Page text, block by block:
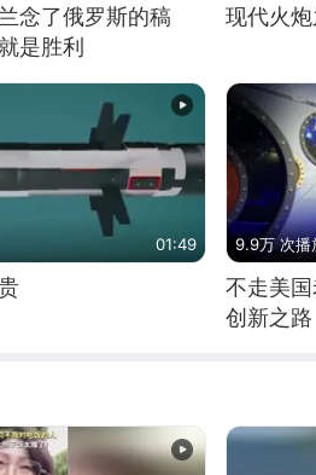
念了俄罗斯的稿
是胜利
现代火
01:49 9.9万 次播
不走美
创新之路